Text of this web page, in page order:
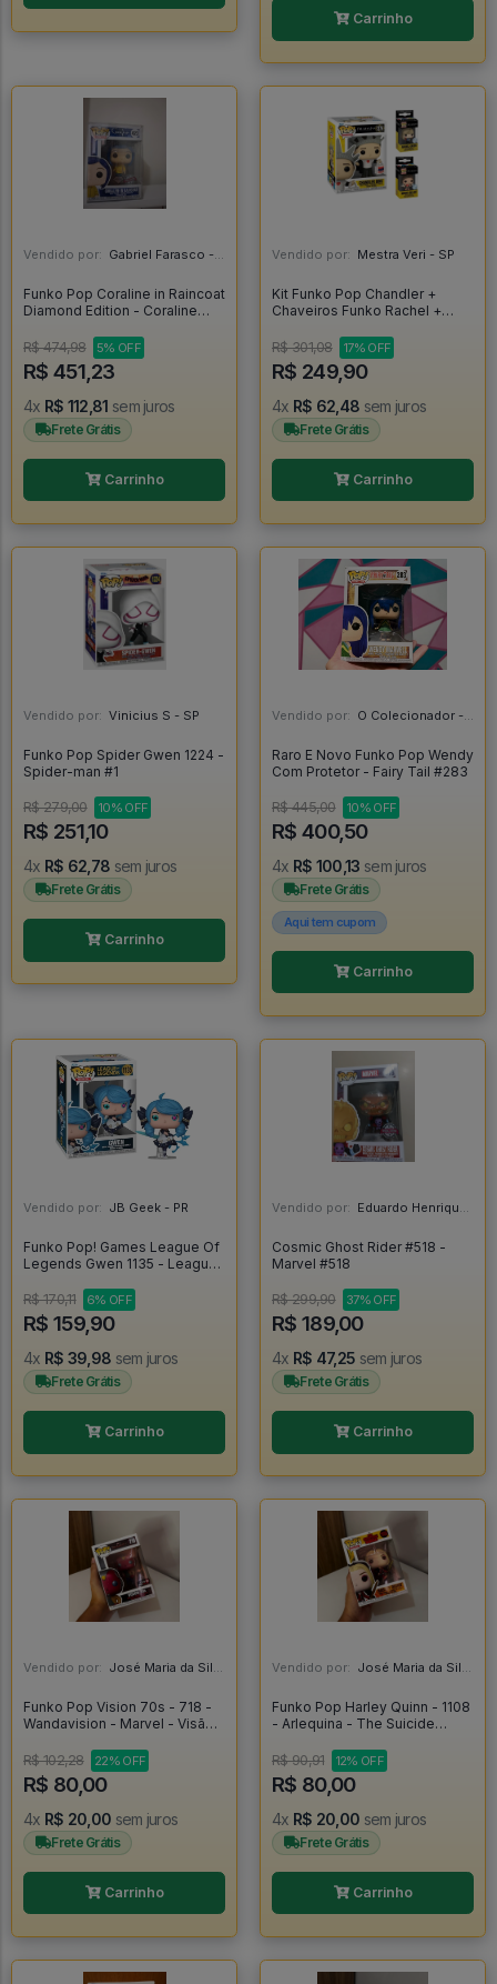
Carrinho
Vendido por: Gabriel Farasco - SP
Funko Pop Coraline in Raincoat
Diamond Edition - Coraline
R$ 474,98
5% OFF
R$ 451,23
4x R$ 112,81 sem juros
Frete Grátis
Carrinho
Vendido por: Mestra Veri - SP
Kit Funko Pop Chandler +
Chaveiros Funko Rachel +
R$ 301,08
17% OFF
R$ 249,90
4x R$ 62,48 sem juros
Frete Grátis
Carrinho
Vendido por: Vinicius S - SP
Funko Pop Spider Gwen 1224 -
Spider-man #1
R$ 279,00 10% OFF
R$ 251,10
4x R$ 62,78 sem juros
Frete Grátis
Carrinho
Vendido por: O Colecionador - SP
Raro E Novo Funko Pop Wendy
Com Protetor - Fairy Tail #283
R$ 445,00 10% OFF
R$ 400,50
4x R$ 100,13 sem juros
Frete Grátis
Aqui tem cupom
Carrinho
Vendido por: JB Geek - PR
Funko Pop! Games League Of
Legends Gwen 1135 - League
R$ 170,11
6% OFF
R$ 159,90
4x R$ 39,98 sem juros
Frete Grátis
Carrinho
Vendido por: Eduardo Henrique - SP
Cosmic Ghost Rider #518 -
Marvel #518
R$ 299,90 37% OFF
R$ 189,00
4x R$ 47,25 sem juros
Frete Grátis
Carrinho
Vendido por: José Maria da Silva Junior - AL
Funko Pop Vision 70s - 718 -
Wandavision - Marvel - Visão -
Wandavision #718
R$ 102,28 22% OFF
R$ 80,00
4x R$ 20,00 sem juros
Frete Grátis
Carrinho
Vendido por: José Maria da Silva Junior - AL
Funko Pop Harley Quinn - 1108
- Arlequina - The Suicide
R$ 90,91
12% OFF
R$ 80,00
4x R$ 20,00 sem juros
Frete Grátis
Carrinho